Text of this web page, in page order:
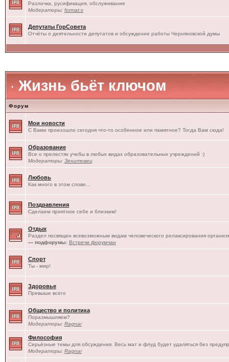
Разлочка, русификация, обслуживание
Модераторы: format:c
Депутаты ГорСовета
Отчёты о деятельности депутатов и обсуждение работы Черняховской думы
Жизнь бьёт ключом
Форум
Мои новости
С Вами произошло сегодня что-то особенное или памятное? Тогда Вам сюда!
Образование
Все о прелестях учебы в любых видах образовательных учреждений :)
Модераторы: Зенитовец
Любовь
Как много в этом слове...
Поздравления
Сделаем приятное себе и близким!
Отдых
Раздел посвящен всевозможным видам человеческого релаксирования
— подфорумы: Встречи форумчан
Спорт
Ты - мир!
Здоровье
Превыше всего
Общество и политика
Поразмышляем?
Модераторы: Ragnar
Философия
Серьёзные темы для обсуждения. Весь мат и флуд будет удаляться без
Модераторы: Ragnar